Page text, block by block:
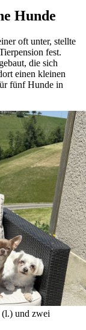
Hunde
oft unter, stellte
fest.
die sich
einen kleinen
fünf Hunde in
und zwei